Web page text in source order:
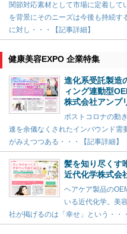
関節対応素材として市場に定着し
を背景にそのニーズは今後も持続
に対し・・・【記事詳細】
健康美容EXPO 企業特集
進化系受託製造
ィング連動型
株式会社アンプ
ポストコロナの動
速を余儀なくされたインバウンド需
がみえつつある・・・【記事詳細】
髪を知り尽くす
近代化学株式会
ヘアケア製品の
いる近代化学。美
社が掲げるのは「幸せ」という・・